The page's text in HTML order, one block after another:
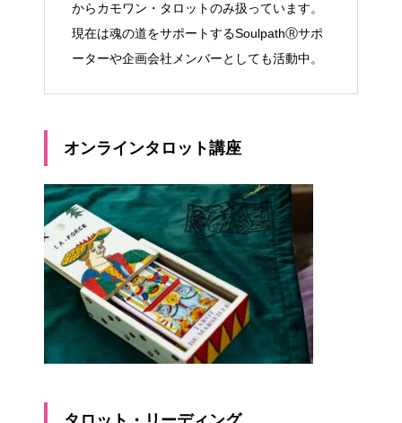
からカモワン・タロットのみ扱っています。
現在は魂の道をサポートするSoulpathⓇサポ
ーターや企画会社メンバーとしても活動中。
オンラインタロット講座